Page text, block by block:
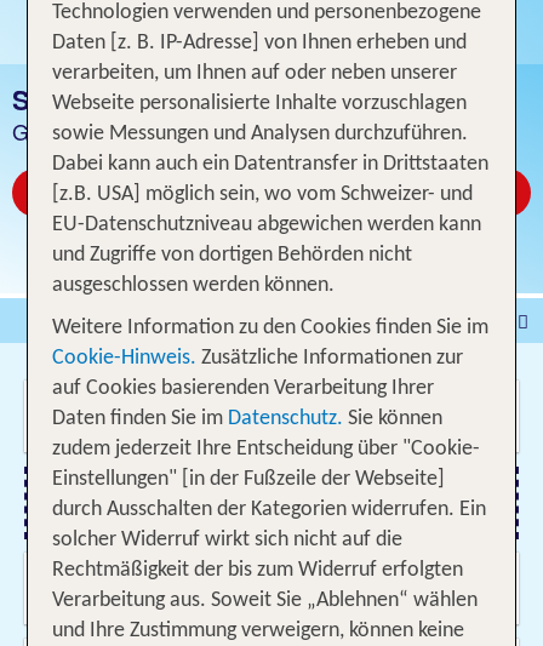
SHARM EL SHEIKH
Günstige Hotelangebote
Jetzt ab CHF 22
Pauschalferien
Hotel
Städtereisen
% DEALS
Ferienhaus
Kreuzfahrten
Fahrzeuge Ausflüge
Wo soll es hin gehen?
Flug hinzufügen
Wann & wie lange?
11.08.2026 - 04.06.2027, Beliebig
Technologien verwenden und personenbezogene
Daten [z. B. IP-Adresse] von Ihnen erheben und
verarbeiten, um Ihnen auf oder neben unserer
Webseite personalisierte Inhalte vorzuschlagen
sowie Messungen und Analysen durchzuführen.
Dabei kann auch ein Datentransfer in Drittstaaten
[z.B. USA] möglich sein, wo vom Schweizer- und
EU-Datenschutzniveau abgewichen werden kann
und Zugriffe von dortigen Behörden nicht
ausgeschlossen werden können.
Weitere Information zu den Cookies finden Sie im
Cookie-Hinweis. Zusätzliche Informationen zur
auf Cookies basierenden Verarbeitung Ihrer
Daten finden Sie im Datenschutz. Sie können
zudem jederzeit Ihre Entscheidung über "Cookie-
Einstellungen" [in der Fußzeile der Webseite]
durch Ausschalten der Kategorien widerrufen. Ein
solcher Widerruf wirkt sich nicht auf die
Rechtmäßigkeit der bis zum Widerruf erfolgten
Verarbeitung aus. Soweit Sie „Ablehnen“ wählen
und Ihre Zustimmung verweigern, können keine